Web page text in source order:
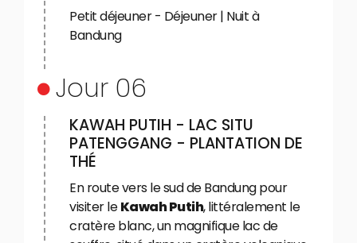
Petit déjeuner - Déjeuner | Nuit à
Bandung
Jour 06
KAWAH PUTIH - LAC SITU
PATENGGANG - PLANTATION DE
THÉ
En route vers le sud de Bandung pour
visiter leKawah Putih, littéralement le
cratère blanc, un magnifique lac de